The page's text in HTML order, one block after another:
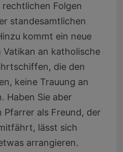
Folgen
standesamtlichen
kommt ein neue
Vatikan an katholische
die den
keine Trauung an
Haben Sie aber
Pfarrer als Freund, der
lässt sich
arrangieren.